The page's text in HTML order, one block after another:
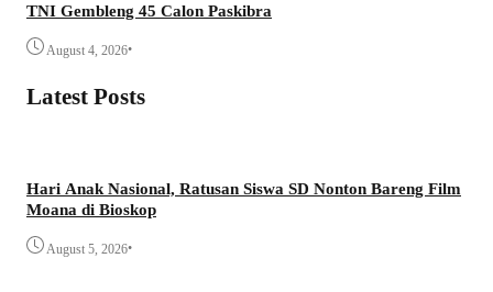
TNI Gembleng 45 Calon Paskibra
August 4, 2026•
Latest Posts
Hari Anak Nasional, Ratusan Siswa SD Nonton Bareng Film
Moana di Bioskop
August 5, 2026•